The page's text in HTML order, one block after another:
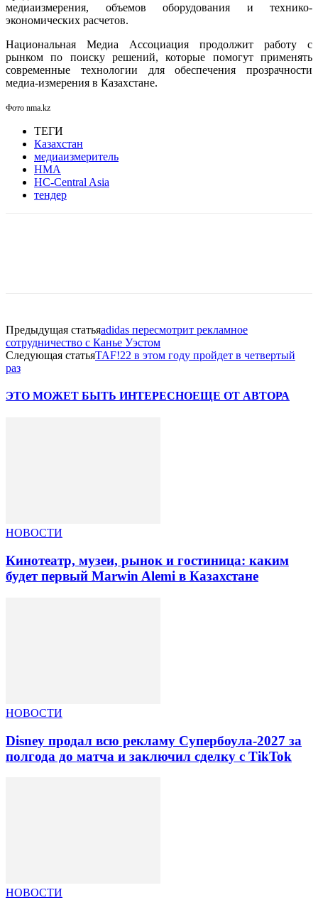
медиаизмерения, объемов оборудования и технико-
экономических расчетов.
Национальная Медиа Ассоциация продолжит работу с
рынком по поиску решений, которые помогут применять
современные технологии для обеспечения прозрачности
медиа-измерения в Казахстане.
Фото nma.kz
ТЕГИ
Казахстан
медиаизмеритель
НМА
НС-Central Asia
тендер
Предыдущая статьяadidas пересмотрит рекламное
сотрудничество с Канье Уэстом
Следующая статьяTAF!22 в этом году пройдет в четвертый
раз
ЭТО МОЖЕТ БЫТЬ ИНТЕРЕСНОЕЩЕ ОТ АВТОРА
НОВОСТИ
Кинотеатр, музеи, рынок и гостиница: каким
будет первый Marwin Alemi в Казахстане
НОВОСТИ
Disney продал всю рекламу Супербоула-2027 за
полгода до матча и заключил сделку с TikTok
НОВОСТИ